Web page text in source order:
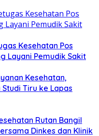
Kesehatan Pos
Layani Pemudik Sakit
Kesehatan,
Tiru ke Lapas
Rutan Bangil
Dinkes dan Klinik